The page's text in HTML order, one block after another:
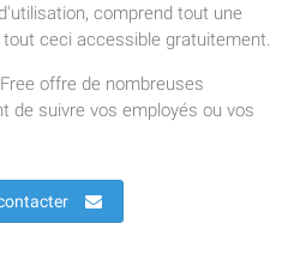
comprend tout une
ceci accessible gratuitement.
offre de nombreuses
de suivre vos employés ou vos